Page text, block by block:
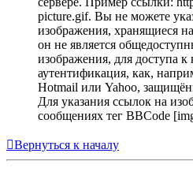
picture.gif. Вы не можете
изображения, хранящиеся
он не является
изображения, для доступа
аутентификация, как,
Hotmail или Yahoo,
Для указания ссылок на
сообщениях тег BBCode
Вернуться к началу